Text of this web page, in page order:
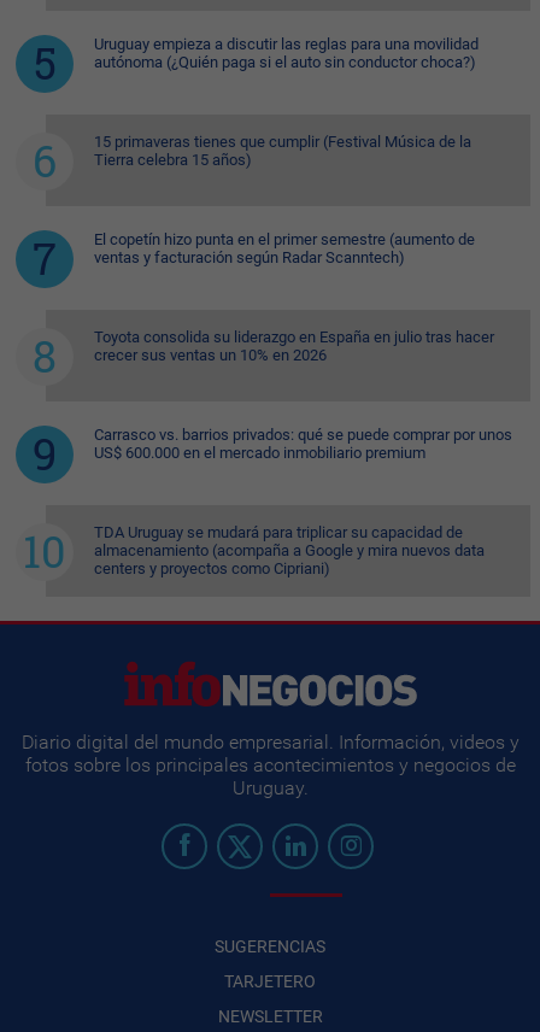
Uruguay empieza a discutir las reglas para una movilidad
autónoma (¿Quién paga si el auto sin conductor choca?)
15 primaveras tienes que cumplir (Festival Música de la
Tierra celebra 15 años)
El copetín hizo punta en el primer semestre (aumento de
ventas y facturación según Radar Scanntech)
Toyota consolida su liderazgo en España en julio tras hacer
crecer sus ventas un 10% en 2026
Carrasco vs. barrios privados: qué se puede comprar por unos
US$ 600.000 en el mercado inmobiliario premium
TDA Uruguay se mudará para triplicar su capacidad de
almacenamiento (acompaña a Google y mira nuevos data
centers y proyectos como Cipriani)
Diario digital del mundo empresarial. Información, videos y
fotos sobre los principales acontecimientos y negocios de
Uruguay.
SUGERENCIAS
TARJETERO
NEWSLETTER